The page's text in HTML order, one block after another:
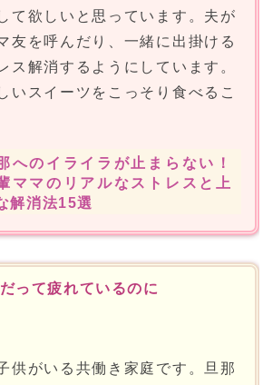
て欲しいと思っています。夫が
友を呼んだり、一緒に出掛ける
ス解消するようにしています。
いスイーツをこっそり食べるこ
へのイライラが止まらない！
ママのリアルなストレスと上
解消法15選
って疲れているのに
供がいる共働き家庭です。旦那